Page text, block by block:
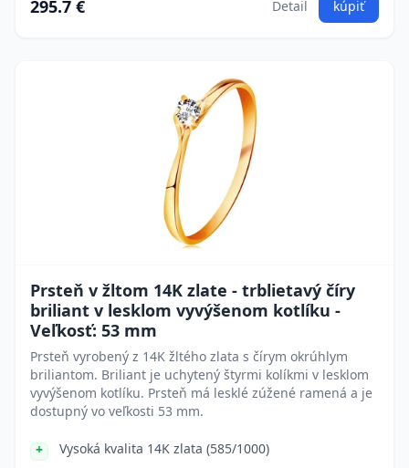
295.7 € Detail kúpiť
Prsteň v žltom 14K zlate - trblietavý číry
briliant v lesklom vyvýšenom kotlíku -
Veľkosť: 53 mm
Prsteň vyrobený z 14K žltého zlata s čírym okrúhlym
briliantom. Briliant je uchytený štyrmi kolíkmi v lesklom
vyvýšenom kotlíku. Prsteň má lesklé zúžené ramená a je
dostupný vo veľkosti 53 mm.
Vysoká kvalita 14K zlata (585/1000)